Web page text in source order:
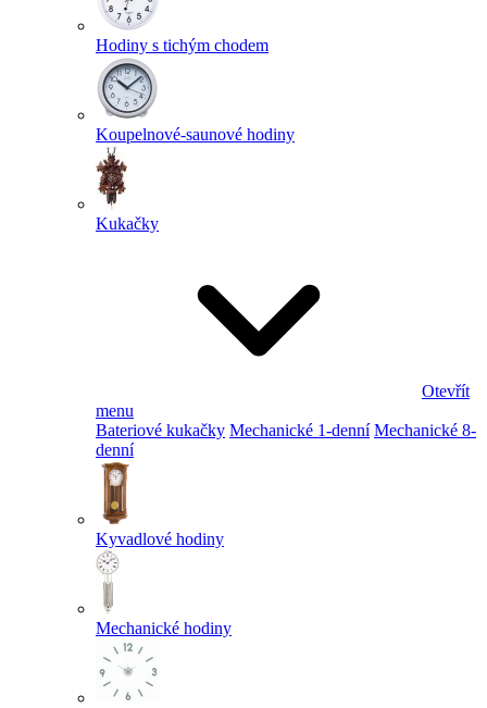
Hodiny s tichým chodem
Koupelnové-saunové hodiny
Kukačky
Otevřít
menu
Bateriové kukačky Mechanické 1-denní Mechanické 8-
denní
Kyvadlové hodiny
Mechanické hodiny